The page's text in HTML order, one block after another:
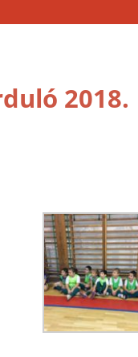
2018.